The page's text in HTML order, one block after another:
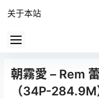
关于本站
朝霧愛 – Rem
（34P-